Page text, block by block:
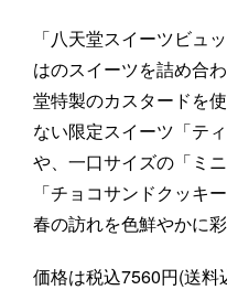
「八天堂スイーツビュ
はのスイーツを詰め合
堂特製のカスタードを
ない限定スイーツ「テ
や、一口サイズの「ミ
「チョコサンドクッキ
春の訪れを色鮮やかに
価格は税込7560円(送